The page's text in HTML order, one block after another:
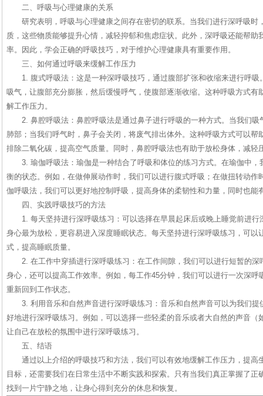
二、呼吸与心理健康的关系
研究表明，呼吸与心理健康之间存在密切的联系。当我们进行深呼吸时
质，这些物质能够提升心情，减轻抑郁和焦虑症状。此外，深呼吸还能帮助
率。因此，学会正确的呼吸技巧，对于维护心理健康具有重要作用。
三、如何通过呼吸来缓解工作压力
1. 腹式呼吸法：这是一种深呼吸技巧，通过腹部扩张和收缩来进行呼
吸气，让腹部充分膨胀，然后缓慢呼气，使腹部逐渐收缩。这种呼吸方式有
解工作压力。
2. 鼻腔呼吸法：鼻腔呼吸法是通过鼻子进行呼吸的一种方式。当我们
肺部；当我们呼气时，鼻子会关闭，将废气排出体外。这种呼吸方式可以帮
排除二氧化碳，提高空气质量。同时，鼻腔呼吸法也有助于放松身体，减轻
3. 瑜伽呼吸法：瑜伽是一种结合了呼吸和体位的练习方式。在瑜伽中
衡的状态。例如，在做伸展动作时，我们可以进行腹式呼吸；在做扭转动作
伽呼吸法，我们可以更好地控制呼吸，提高身体的柔韧性和力量，同时也能
四、实践呼吸技巧的方法
1. 每天坚持进行深呼吸练习：可以选择在早晨起床后或晚上睡觉前进
身心最为放松，更容易进入深度睡眠状态。每天坚持进行深呼吸练习，可以
式，提高睡眠质量。
2. 在工作中穿插进行深呼吸练习：在工作间隙，我们可以进行短暂的
身心，还可以提高工作效率。例如，每工作45分钟，我们可以进行一次深
重新回到工作状态。
3. 利用音乐和自然声音进行深呼吸练习：音乐和自然声音可以为我们
好地进行深呼吸练习。例如，可以选择一些轻柔的音乐或者大自然的声音（
让自己在放松的氛围中进行深呼吸练习。
五、结语
通过以上介绍的呼吸技巧和方法，我们可以有效地缓解工作压力，提高
目标，还需要我们在日常生活中不断实践和探索。只有当我们真正掌握了正
找到一片宁静之地，让身心得到充分的休息和恢复。